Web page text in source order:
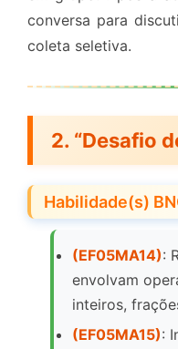
conversa para
coleta seletiva.
2. “Desafio
Habilidade(s)
(EF05MA14):
envolvam
inteiros,
(EF05MA15):